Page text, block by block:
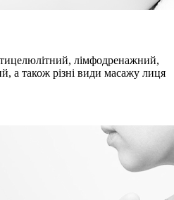
лімфодренажний,
а також різні види масажу лиця